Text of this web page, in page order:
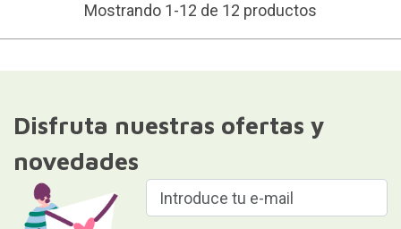
Mostrando 1-12 de 12 productos
Disfruta nuestras ofertas y
novedades